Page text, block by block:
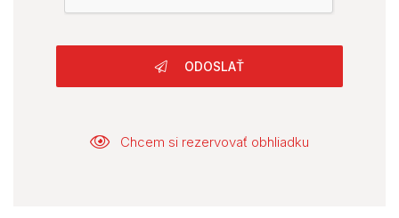
ODOSLAŤ
Chcem si rezervovať obhliadku